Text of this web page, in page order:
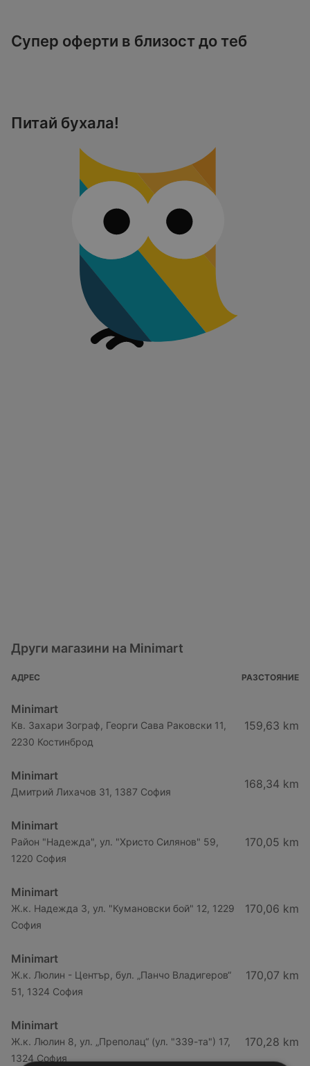
Супер оферти в близост до теб
Питай бухала!
Други магазини на Minimart
АДРЕС РАЗСТОЯНИЕ
Minimart
Кв. Захари Зограф, Георги Сава Раковски 11,
2230 Костинброд
159,63 km
Minimart
Дмитрий Лихачов 31, 1387 София
168,34 km
Minimart
Район "Надежда", ул. "Христо Силянов" 59,
1220 София
170,05 km
Minimart
Ж.к. Надежда 3, ул. "Кумановски бой" 12, 1229
София
170,06 km
Minimart
Ж.к. Люлин - Център, бул. „Панчо Владигеров“
51, 1324 София
170,07 km
Minimart
Ж.к. Люлин 8, ул. „Преполац“ (ул. "339-та") 17,
1324 София
170,28 km